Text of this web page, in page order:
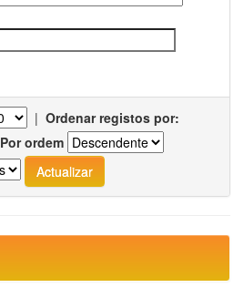
| Ordenar registos por:
Por ordem